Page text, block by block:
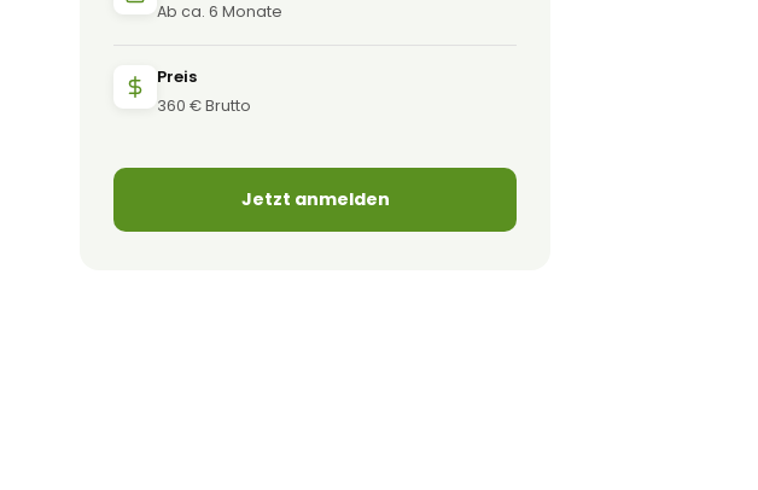
Ab ca. 6 Monate
Preis
360 € Brutto
Jetzt anmelden